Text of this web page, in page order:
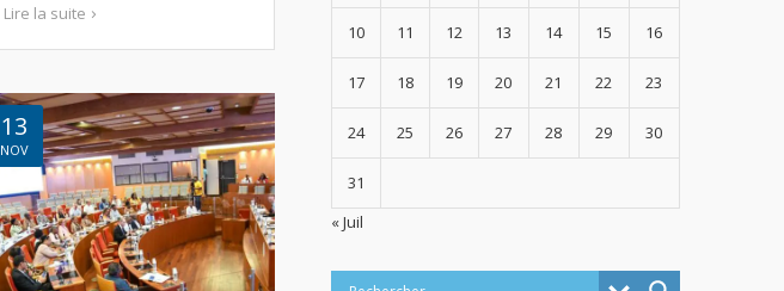
Lire la suite
13
NOV
10 11 12 13 14 15 16
17 18 19 20 21 22 23
24 25 26 27 28 29 30
31
« Juil